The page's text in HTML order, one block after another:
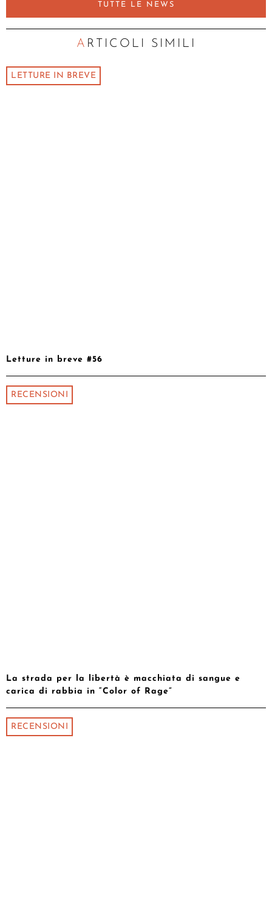
TUTTE LE NEWS
ARTICOLI SIMILI
LETTURE IN BREVE
Letture in breve #56
RECENSIONI
La strada per la libertà è macchiata di sangue e
carica di rabbia in “Color of Rage”
RECENSIONI